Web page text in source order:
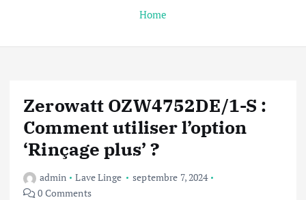
Home
Zerowatt OZW4752DE/1-S :
Comment utiliser l’option
‘Rinçage plus’ ?
admin Lave Linge
septembre 7, 2024
0 Comments